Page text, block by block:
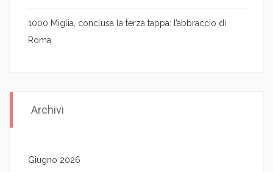
1000 Miglia, conclusa la terza tappa: l’abbraccio di
Roma
Archivi
Giugno 2026